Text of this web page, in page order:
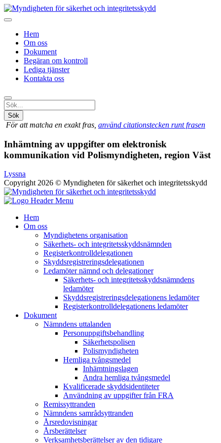
Hem
Om oss
Dokument
Begäran om kontroll
Lediga tjänster
Kontakta oss
Sök
För att matcha en exakt fras, använd citationstecken runt frasen
Inhämtning av uppgifter om elektronisk
kommunikation vid Polismyndigheten, region Väst
Lyssna
Copyright 2026 © Myndigheten för säkerhet och integritetsskydd
Hem
Om oss
Myndighetens organisation
Säkerhets- och integritetsskyddsnämnden
Registerkontrolldelegationen
Skyddsregistreringsdelegationen
Ledamöter nämnd och delegationer
Säkerhets- och integritetsskyddsnämndens
ledamöter
Skyddsregistreringsdelegationens ledamöter
Registerkontrolldelegationens ledamöter
Dokument
Nämndens uttalanden
Personuppgiftsbehandling
Säkerhetspolisen
Polismyndigheten
Hemliga tvångsmedel
Inhämtningslagen
Andra hemliga tvångsmedel
Kvalificerade skyddsidentiteter
Användning av uppgifter från FRA
Remissyttranden
Nämndens samrådsyttranden
Årsredovisningar
Årsberättelser
Verksamhetsberättelser av den tidigare